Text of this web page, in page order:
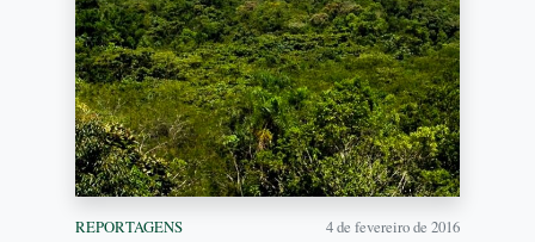
REPORTAGENS 4 de fevereiro de 2016